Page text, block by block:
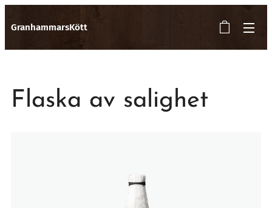
GranhammarsKött
Flaska av salighet